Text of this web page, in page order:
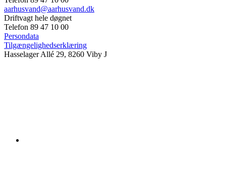
aarhusvand@aarhusvand.dk
Driftvagt hele døgnet
Telefon 89 47 10 00
Persondata
Tilgængelighedserklæring
Hasselager Allé 29, 8260 Viby J